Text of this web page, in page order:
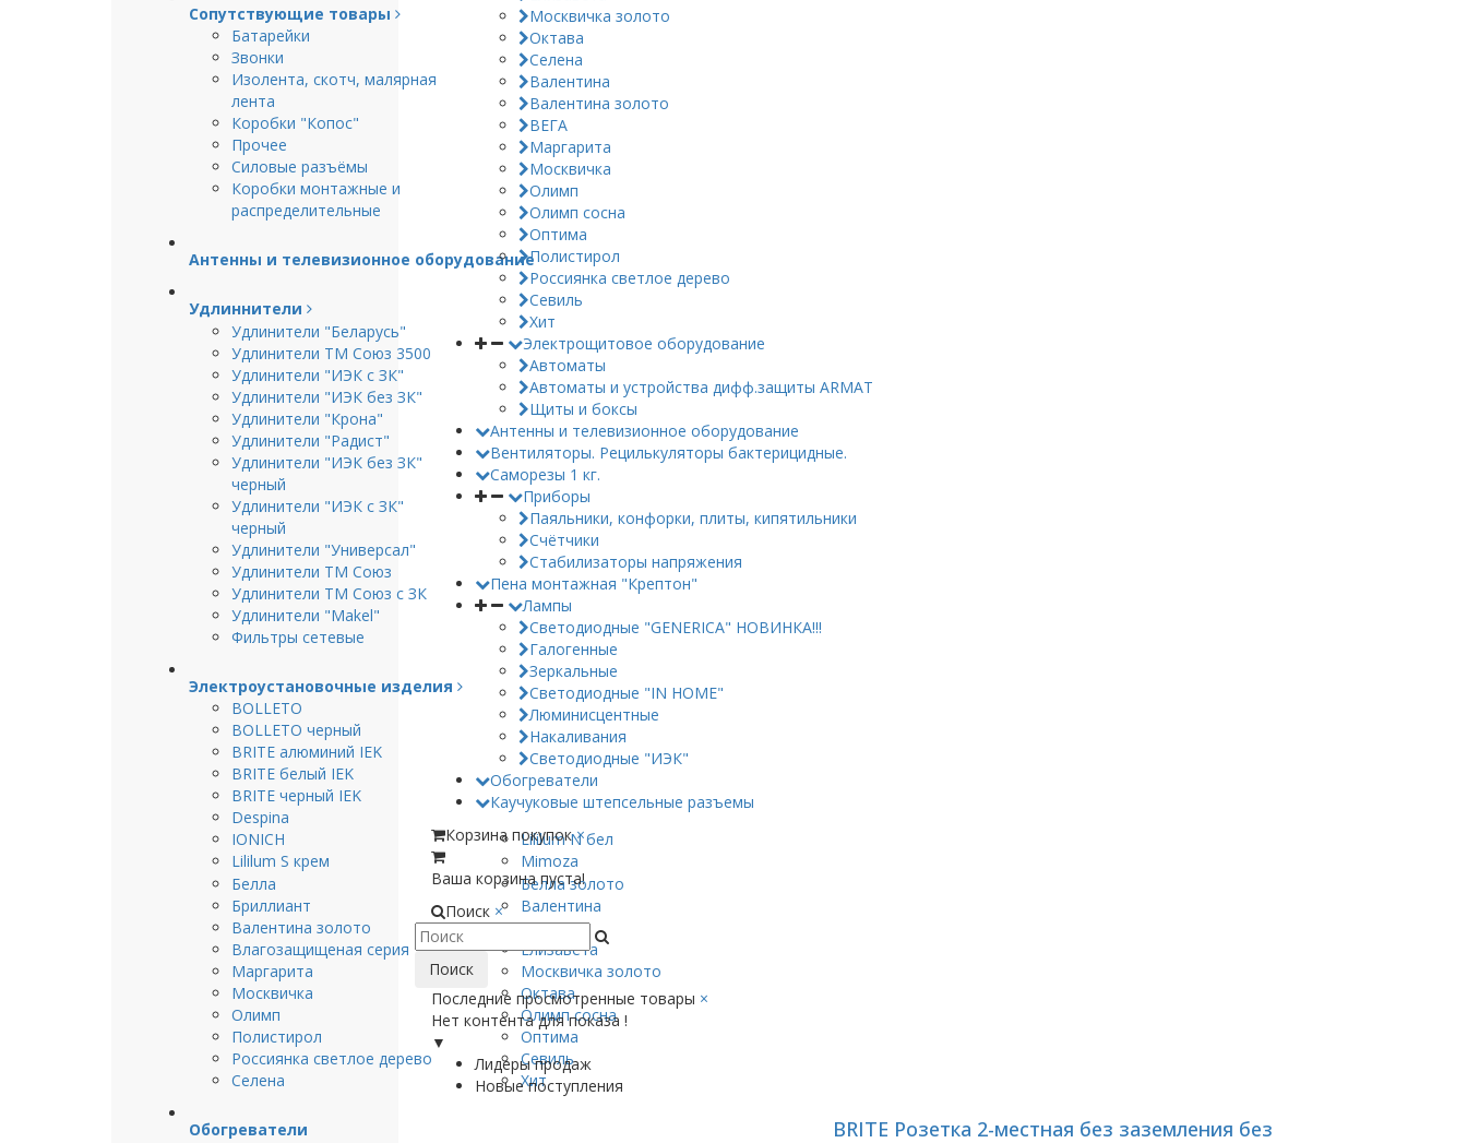
Сопутствующие товары
Батарейки
Звонки
Изолента, скотч, малярная
лента
Коробки "Копос"
Прочее
Силовые разъёмы
Коробки монтажные и
распределительные
Антенны и телевизионное оборудование
Удлиннители
Удлинители "Беларусь"
Удлинители ТМ Союз 3500
Удлинители "ИЭК с ЗК"
Удлинители "ИЭК без ЗК"
Удлинители "Крона"
Удлинители "Радист"
Удлинители "ИЭК без ЗК"
черный
Удлинители "ИЭК с ЗК"
черный
Удлинители "Универсал"
Удлинители ТМ Союз
Удлинители ТМ Союз с ЗК
Удлинители "Makel"
Фильтры сетевые
Электроустановочные изделия
BOLLETO
BOLLETO черный
BRITE алюминий IEK
BRITE белый IEK
BRITE черный IEK
Despina
IONICH
Lililum N бел
Lililum S крем
Mimoza
Белла
Белла золото
Бриллиант
Валентина
Валентина золото
ВЕГА
Влагозащищеная серия
Елизавета
Маргарита
Москвичка золото
Москвичка
Октава
Олимп
Олимп сосна
Полистирол
Оптима
Россиянка светлое дерево
Севиль
Селена
Хит
Обогреватели
Москвичка золото
Октава
Селена
Валентина
Валентина золото
ВЕГА
Маргарита
Москвичка
Олимп
Олимп сосна
Оптима
Полистирол
Россиянка светлое дерево
Севиль
Хит
Электрощитовое оборудование
Автоматы
Автоматы и устройства дифф.защиты ARMAT
Щиты и боксы
Антенны и телевизионное оборудование
Вентиляторы. Рецилькуляторы бактерицидные.
Саморезы 1 кг.
Приборы
Паяльники, конфорки, плиты, кипятильники
Счётчики
Стабилизаторы напряжения
Пена монтажная "Крептон"
Лампы
Светодиодные "GENERICA" НОВИНКА!!!
Галогенные
Зеркальные
Светодиодные "IN HOME"
Люминисцентные
Накаливания
Светодиодные "ИЭК"
Обогреватели
Каучуковые штепсельные разъемы
Корзина покупок ×
Ваша корзина пуста!
Поиск ×
Поиск
Последние просмотренные товары ×
Нет контента для показа !
▼
Лидеры продаж
Новые поступления
BRITE Розетка 2-местная без заземления без